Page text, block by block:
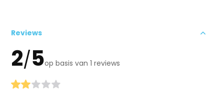
Reviews
2/5op basis van 1 reviews